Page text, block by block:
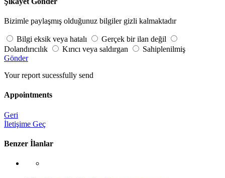
Bizimle paylaşmış olduğunuz bilgiler gizli kalmaktadır
Bilgi eksik veya hatalı
Gerçek bir ilan değil
Dolandırıcılık
Kırıcı veya saldırgan
Sahiplenilmiş
Gönder
Your report sucessfully send
Appointments
Geri
İletişime Geç
Benzer İlanlar